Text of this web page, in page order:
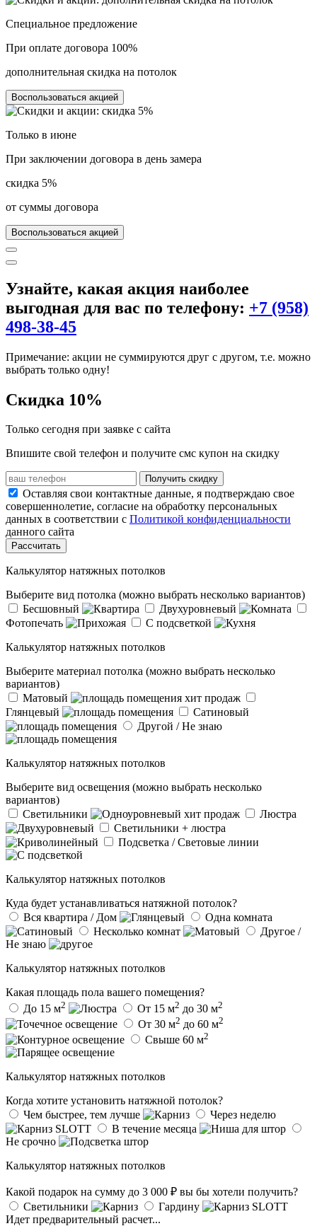
Специальное предложение
При оплате договора 100%
дополнительная скидка на потолок
Воспользоваться акцией
Только в июне
При заключении договора в день замера
скидка 5%
от суммы договора
Воспользоваться акцией
Узнайте, какая акция наиболее
выгодная для вас по телефону: +7 (958)
498-38-45
Примечание: акции не суммируются друг с другом, т.е. можно
выбрать только одну!
Скидка 10%
Только сегодня при заявке с сайта
Впишите свой телефон и получите смс купон на скидку
Получить скидку
Оставляя свои контактные данные, я подтверждаю свое
совершеннолетие, согласие на обработку персональных
данных в соответствии с Политикой конфиденциальности
данного сайта
Рассчитать
Калькулятор натяжных потолков
Выберите вид потолка (можно выбрать несколько вариантов)
Бесшовный
Двухуровневый
Фотопечать
С подсветкой
Калькулятор натяжных потолков
Выберите материал потолка (можно выбрать несколько
вариантов)
Матовый
хит продаж
Глянцевый
Сатиновый
Другой / Не знаю
Калькулятор натяжных потолков
Выберите вид освещения (можно выбрать несколько
вариантов)
Светильники
хит продаж
Люстра
Светильники + люстра
Подсветка / Световые линии
Калькулятор натяжных потолков
Куда будет устанавливаться натяжной потолок?
Вся квартира / Дом
Одна комната
Несколько комнат
Другое /
Не знаю
Калькулятор натяжных потолков
Какая площадь пола вашего помещения?
До 15 м2 От 15 м2 до 30 м2
От 30 м2 до 60 м2
Свыше 60 м2
Калькулятор натяжных потолков
Когда хотите установить натяжной потолок?
Чем быстрее, тем лучше
Через неделю
В течение месяца
Не срочно
Калькулятор натяжных потолков
Какой подарок на сумму до 3 000 ₽ вы бы хотели получить?
Светильники
Гардину
Идет предварительный расчет...